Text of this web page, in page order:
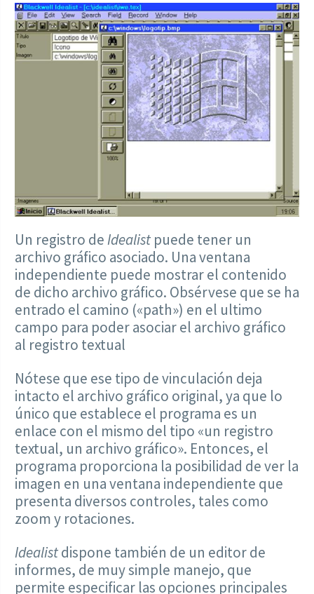
Un registro deIdealist puede tener un
archivo gráfico asociado. Una ventana
independiente puede mostrar el contenido
de dicho archivo gráfico. Obsérvese que se ha
entrado el camino («path») en el ultimo
campo para poder asociar el archivo gráfico
al registro textual
Nótese que ese tipo de vinculación deja
intacto el archivo gráfico original, ya que lo
único que establece el programa es un
enlace con el mismo del tipo «un registro
textual, un archivo gráfico». Entonces, el
programa proporciona la posibilidad de ver la
imagen en una ventana independiente que
presenta diversos controles, tales como
zoom y rotaciones.
Idealistdispone también de un editor de
informes, de muy simple manejo, que
permite especificar las opciones principales